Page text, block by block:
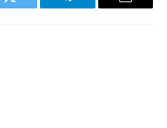
Twitter Telegram Email